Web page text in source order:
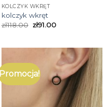
KOLCZYK WKRĘT
kolczyk wkręt
zł118.00 zł91.00
Promocja!